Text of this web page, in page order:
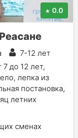
0.0
7-12 лет
до 12 лет,
лепка из
постановка,
летних
сменах